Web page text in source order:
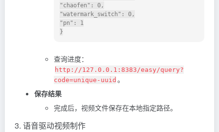
"chaofen": 0,
"watermark_switch": 0,
"pn": 1
查询进度：
http://127.0.0.1:8383/easy/query?
code=unique-uuid 。
保存结果
完成后，视频文件保存在本地指定路径。
3. 语音驱动视频制作